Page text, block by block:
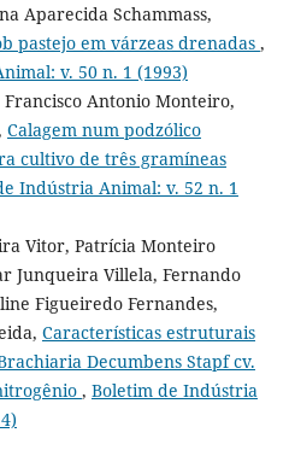
Aparecida Schammass,
pastejo em várzeas drenadas ,
v. 50 n. 1 (1993)
Antonio Monteiro,
Calagem num podzólico
cultivo de três gramíneas
Indústria Animal: v. 52 n. 1
Vitor, Patrícia Monteiro
Junqueira Villela, Fernando
Figueiredo Fernandes,
Características estruturais
Decumbens Stapf cv.
, Boletim de Indústria